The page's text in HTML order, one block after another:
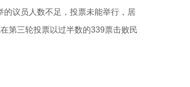
议员人数不足，投票未能举行，居
第三轮投票以过半数的339票击败民